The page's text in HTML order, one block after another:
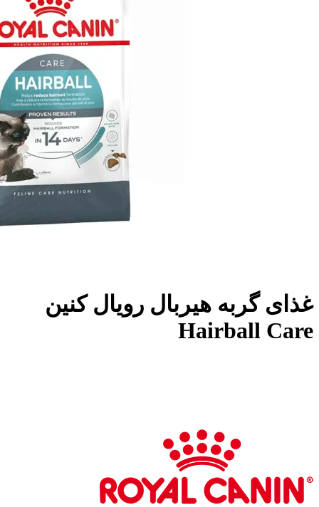
غذای گربه هیربال رویال کنین
Hairball Care